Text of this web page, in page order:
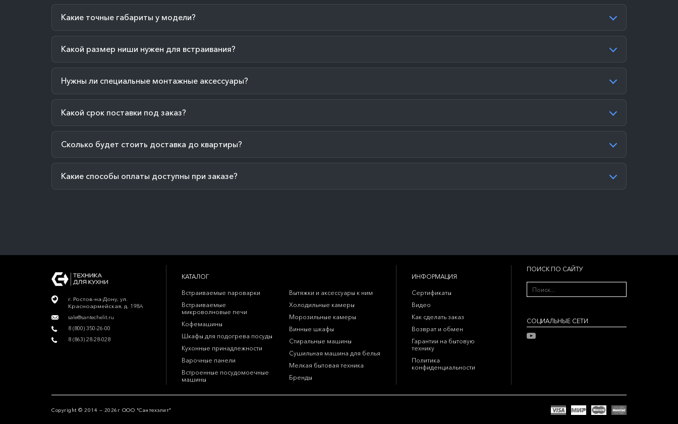
Какие точные габариты у модели?
Какой размер ниши нужен для встраивания?
Нужны ли специальные монтажные аксессуары?
Какой срок поставки под заказ?
Сколько будет стоить доставка до квартиры?
Какие способы оплаты доступны при заказе?
г. Ростов-на-Дону, ул.
Красноармейская, д. 198А
sale@santechelit.ru
8 (800) 350-26-00
8 (863) 28-28-028
КАТАЛОГ
Встраиваемые пароварки
Встраиваемые
микроволновые печи
Кофемашины
Шкафы для подогрева посуды
Кухонные принадлежности
Варочные панели
Встроенные посудомоечные
машины
Вытяжки и аксессуары к ним
Холодильные камеры
Морозильные камеры
Винные шкафы
Стиральные машины
Сушильная машина для белья
Мелкая бытовая техника
Бренды
ИНФОРМАЦИЯ
Сертификаты
Видео
Как сделать заказ
Возврат и обмен
Гарантии на бытовую
технику
Политика
конфиденциальности
ПОИСК ПО САЙТУ
CОЦИАЛЬНЫЕ СЕТИ
Copyright © 2014 — 2026г ООО "Сантехэлит"